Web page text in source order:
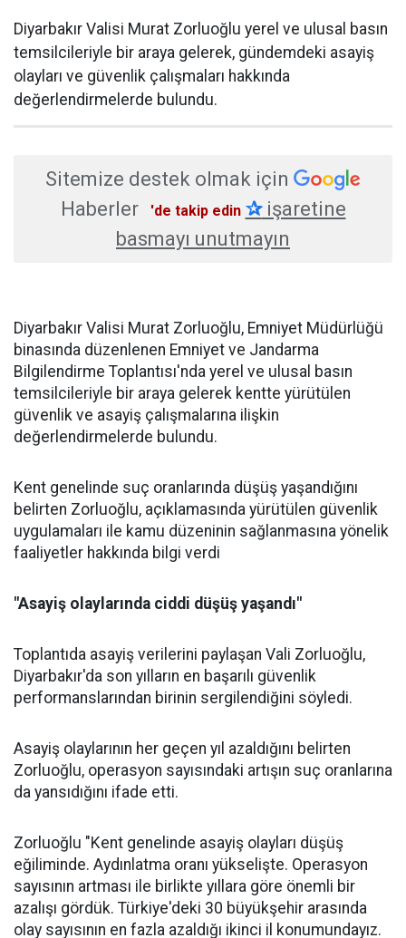
Diyarbakır Valisi Murat Zorluoğlu yerel ve ulusal basın
temsilcileriyle bir araya gelerek, gündemdeki asayiş
olayları ve güvenlik çalışmaları hakkında
değerlendirmelerde bulundu.
Sitemize destek olmak için
Haberler
'de takip edin ✰işaretine
basmayı unutmayın
Diyarbakır Valisi Murat Zorluoğlu, Emniyet Müdürlüğü
binasında düzenlenen Emniyet ve Jandarma
Bilgilendirme Toplantısı'nda yerel ve ulusal basın
temsilcileriyle bir araya gelerek kentte yürütülen
güvenlik ve asayiş çalışmalarına ilişkin
değerlendirmelerde bulundu.
Kent genelinde suç oranlarında düşüş yaşandığını
belirten Zorluoğlu, açıklamasında yürütülen güvenlik
uygulamaları ile kamu düzeninin sağlanmasına yönelik
faaliyetler hakkında bilgi verdi
"Asayiş olaylarında ciddi düşüş yaşandı"
Toplantıda asayiş verilerini paylaşan Vali Zorluoğlu,
Diyarbakır'da son yılların en başarılı güvenlik
performanslarından birinin sergilendiğini söyledi.
Asayiş olaylarının her geçen yıl azaldığını belirten
Zorluoğlu, operasyon sayısındaki artışın suç oranlarına
da yansıdığını ifade etti.
Zorluoğlu "Kent genelinde asayiş olayları düşüş
eğiliminde. Aydınlatma oranı yükselişte. Operasyon
sayısının artması ile birlikte yıllara göre önemli bir
azalışı gördük. Türkiye'deki 30 büyükşehir arasında
olay sayısının en fazla azaldığı ikinci il konumundayız.